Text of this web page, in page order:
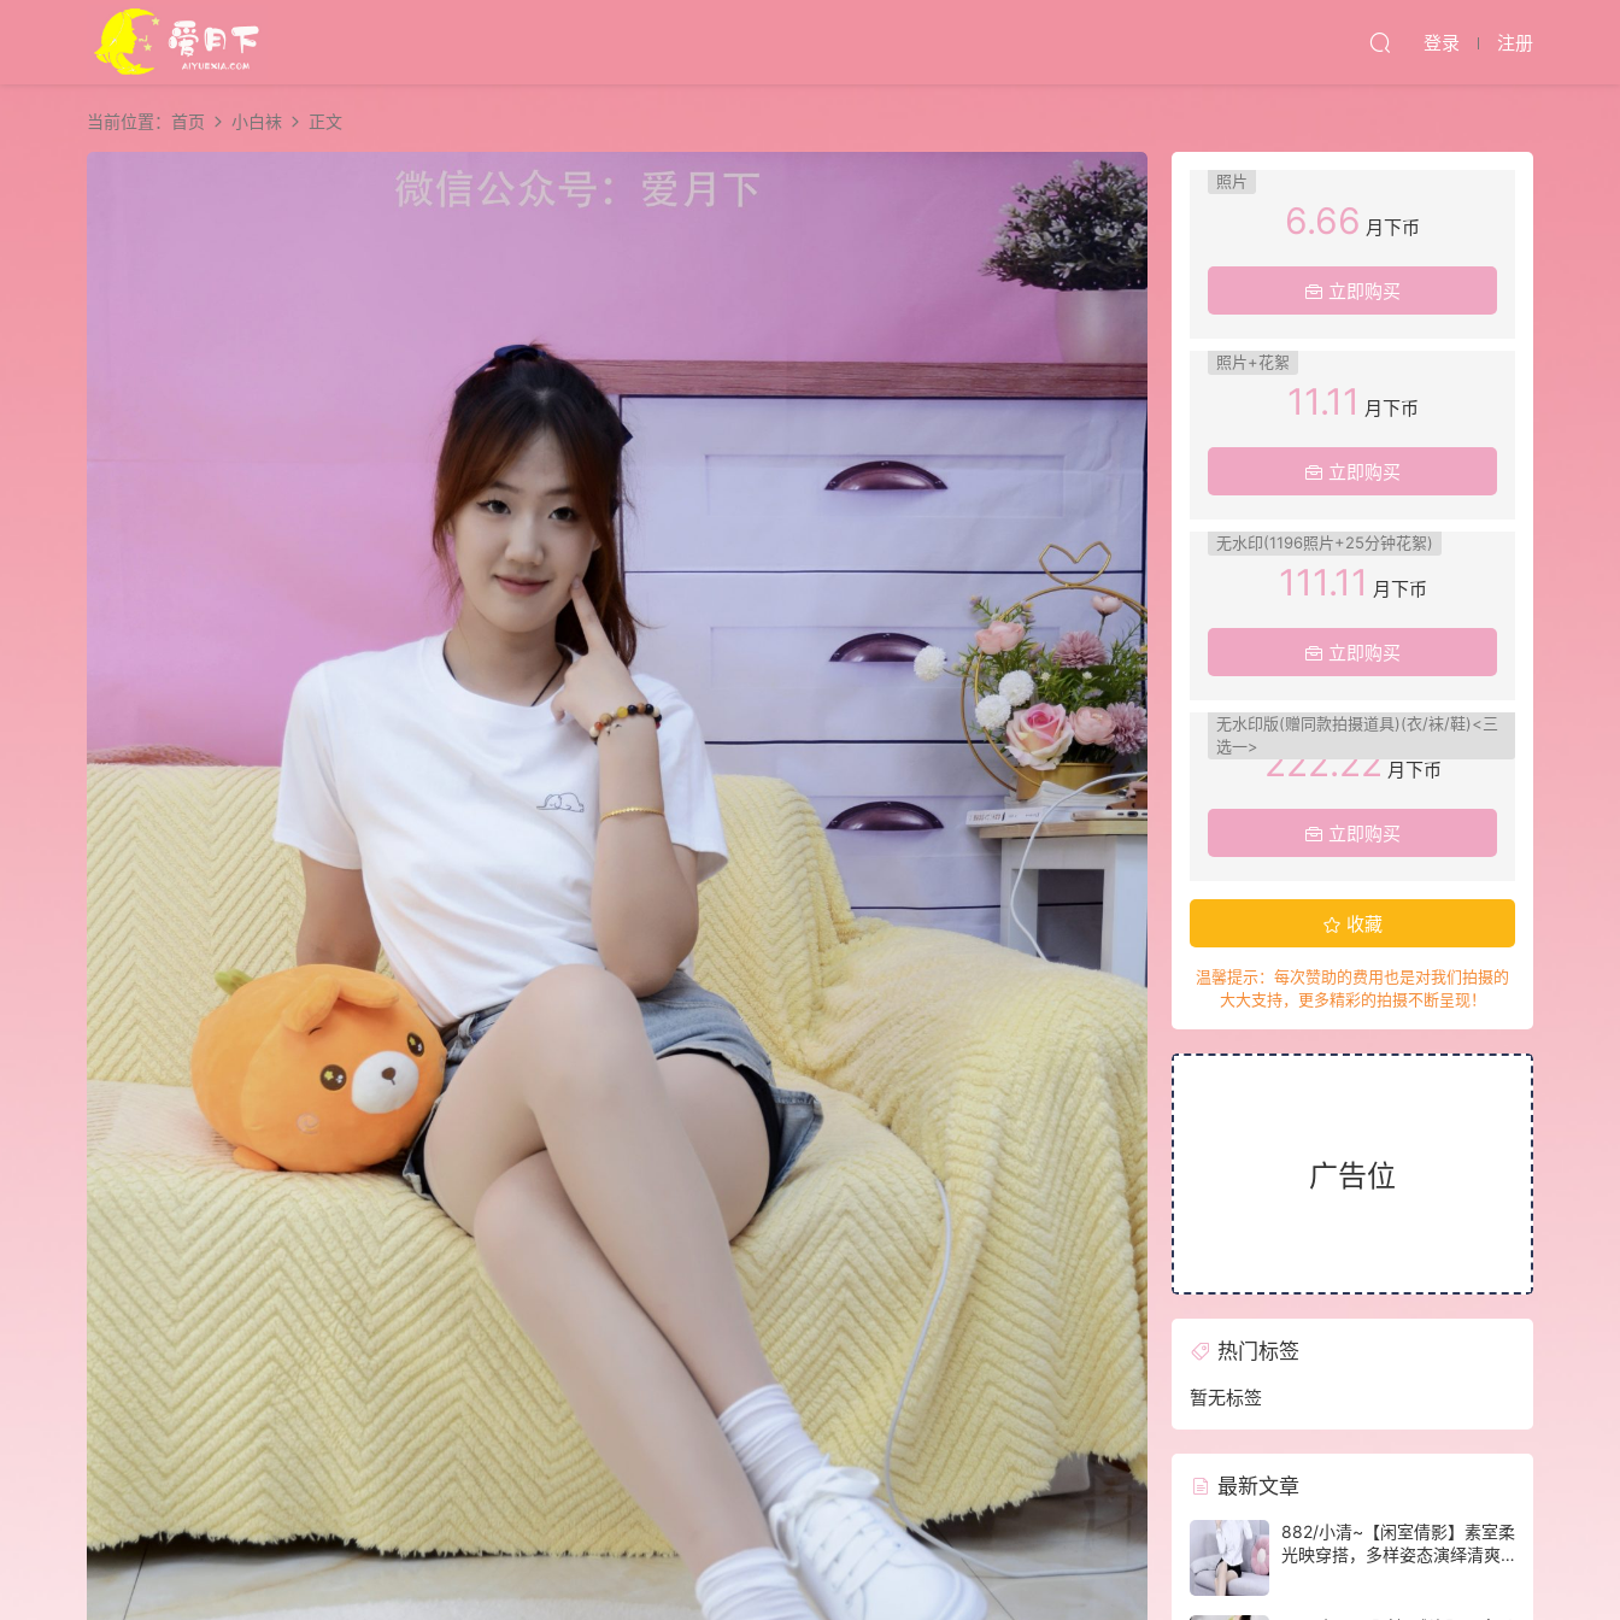
登录 注册
当前位置： 首页 小白袜 正文
照片
6.66 月下币
立即购买
照片+花絮
11.11 月下币
立即购买
无水印(1196照片+25分钟花絮)
111.11 月下币
立即购买
无水印版(赠同款拍摄道具)(衣/袜/鞋)<三
选一> 222.22 月下币
立即购买
收藏
温馨提示：每次赞助的费用也是对我们拍摄的
大大支持，更多精彩的拍摄不断呈现！
广告位
热门标签
暂无标签
最新文章
882/小清~【闲室倩影】素室柔
光映穿搭，多样姿态演绎清爽